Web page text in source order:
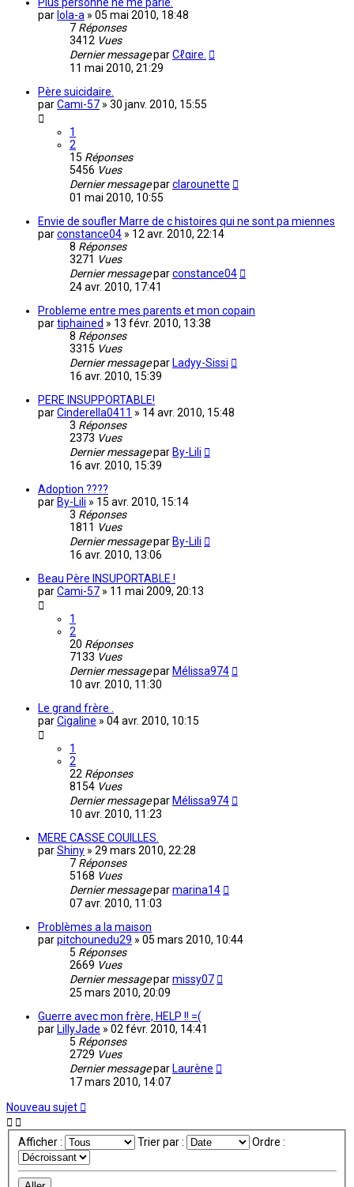
par lola-a » 05 mai 2010, 18:48
7 Réponses
3412 Vues
Dernier messageparCℓαire.
11 mai 2010, 21:29
Père suicidaire.
parCami-57 » 30 janv. 2010, 15:55
1
2
15 Réponses
5456 Vues
Dernier messageparclarounette
01 mai 2010, 10:55
Envie de soufler Marre de c histoires qui ne sont pa miennes
parconstance04 » 12 avr. 2010, 22:14
8 Réponses
3271 Vues
Dernier messageparconstance04
24 avr. 2010, 17:41
Probleme entre mes parents et mon copain
partiphained » 13 févr. 2010, 13:38
8 Réponses
3315 Vues
Dernier messagepar Ladyy-Sissi
16 avr. 2010, 15:39
PERE INSUPPORTABLE!
parCinderella0411 » 14 avr. 2010, 15:48
3 Réponses
2373 Vues
Dernier messagepar By-Lili
16 avr. 2010, 15:39
Adoption ????
par By-Lili » 15 avr. 2010, 15:14
3 Réponses
1811 Vues
Dernier messagepar By-Lili
16 avr. 2010, 13:06
Beau Père INSUPORTABLE !
parCami-57 » 11 mai 2009, 20:13
1
2
20 Réponses
7133 Vues
Dernier messagepar Mélissa974
10 avr. 2010, 11:30
Le grand frère .
parCigaline » 04 avr. 2010, 10:15
1
2
22 Réponses
8154 Vues
Dernier messagepar Mélissa974
10 avr. 2010, 11:23
MERE CASSE COUILLES.
parShiny » 29 mars 2010, 22:28
7 Réponses
5168 Vues
Dernier messageparmarina14
07 avr. 2010, 11:03
Problèmes a la maison
parpitchounedu29 » 05 mars 2010, 10:44
5 Réponses
2669 Vues
Dernier messageparmissy07
25 mars 2010, 20:09
Guerre avec mon frère, HELP !! =(
par LillyJade » 02 févr. 2010, 14:41
5 Réponses
2729 Vues
Dernier messagepar Laurène
17 mars 2010, 14:07
Nouveau sujet
Afficher : Trier par : Ordre :